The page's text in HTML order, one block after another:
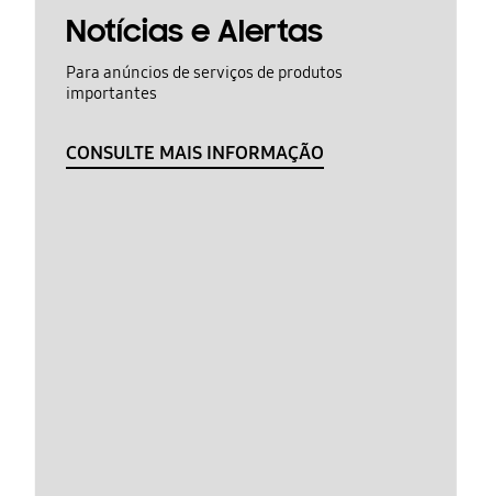
Notícias e Alertas
Para anúncios de serviços de produtos
importantes
CONSULTE MAIS INFORMAÇÃO